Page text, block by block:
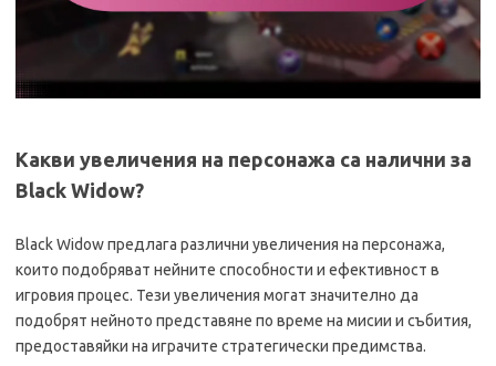
Какви увеличения на персонажа са налични за
Black Widow?
Black Widow предлага различни увеличения на персонажа,
които подобряват нейните способности и ефективност в
игровия процес. Тези увеличения могат значително да
подобрят нейното представяне по време на мисии и събития,
предоставяйки на играчите стратегически предимства.